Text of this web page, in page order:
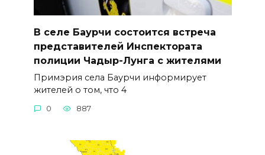
В селе Баурчи состоится встреча
представителей Инспектората
полиции Чадыр-Лунга с жителями
Примэрия села Баурчи информирует
жителей о том, что 4
0 887